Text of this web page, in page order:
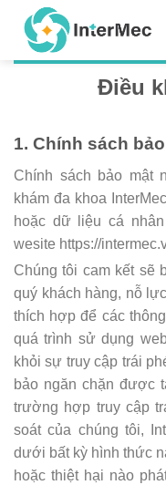
content
Điều
1. Chính sách
Chính sách bảo mật
khám đa khoa
hoặc dữ liệu cá
wesite https://
Chúng tôi cam kết sẽ
quý khách hàng, nỗ
thích hợp để các
quá trình sử dụng
khỏi sự truy cập trái
bảo ngăn chặn được
trường hợp truy cập
soát của chúng tôi,
dưới bất kỳ hình thức
hoặc thiệt hại nào